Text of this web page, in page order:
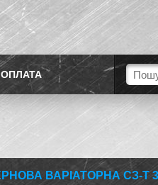
ВАРІАТОРНА СЗ-Т